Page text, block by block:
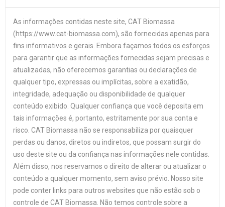
As informações contidas neste site, CAT Biomassa
(https://www.cat-biomassa.com), são fornecidas apenas para
fins informativos e gerais. Embora façamos todos os esforços
para garantir que as informações fornecidas sejam precisas e
atualizadas, não oferecemos garantias ou declarações de
qualquer tipo, expressas ou implícitas, sobre a exatidão,
integridade, adequação ou disponibilidade de qualquer
conteúdo exibido. Qualquer confiança que você deposita em
tais informações é, portanto, estritamente por sua conta e
risco. CAT Biomassa não se responsabiliza por quaisquer
perdas ou danos, diretos ou indiretos, que possam surgir do
uso deste site ou da confiança nas informações nele contidas.
Além disso, nos reservamos o direito de alterar ou atualizar o
conteúdo a qualquer momento, sem aviso prévio. Nosso site
pode conter links para outros websites que não estão sob o
controle de CAT Biomassa. Não temos controle sobre a